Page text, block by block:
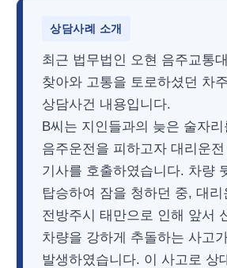
상담사례 소개
최근 법무법인 오현 음주교통
찾아와 고통을 토로하셨던 차
상담사건 내용입니다.
B씨는 지인들과의 늦은 술자
음주운전을 피하고자 대리운전
기사를 호출하였습니다. 차량
탑승하여 잠을 청하던 중, 대리
전방주시 태만으로 인해 앞서
차량을 강하게 추돌하는 사고
발생하였습니다. 이 사고로 상